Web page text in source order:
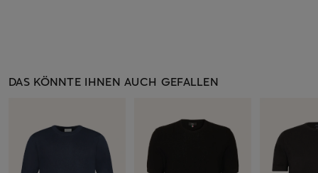
DAS KÖNNTE IHNEN AUCH GEFALLEN